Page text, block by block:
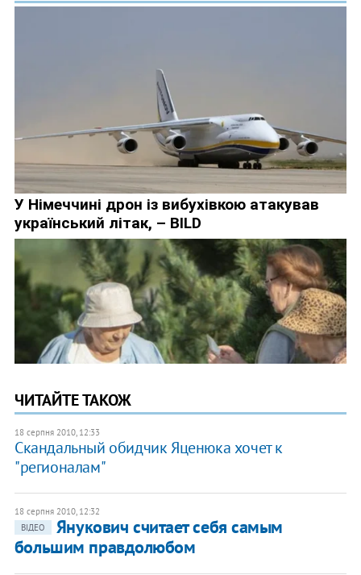
ЧИТАЙТЕ ТАКОЖ
18 серпня 2010, 12:33
Скандальный обидчик Яценюка хочет к
"регионалам"
18 серпня 2010, 12:32
ВІДЕО
Янукович считает себя самым
большим правдолюбом